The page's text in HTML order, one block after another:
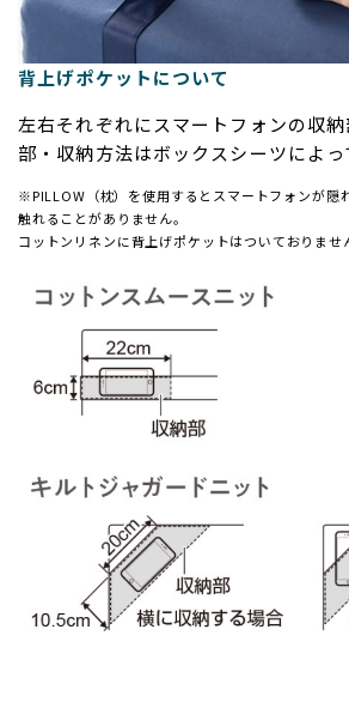
背上げポケットについて
左右それぞれにスマートフォンの収
部・収納方法はボックスシーツによっ
※PILLOW（枕）を使用するとスマートフォンが隠
触れることがありません。
コットンリネンに背上げポケットはついておりませ